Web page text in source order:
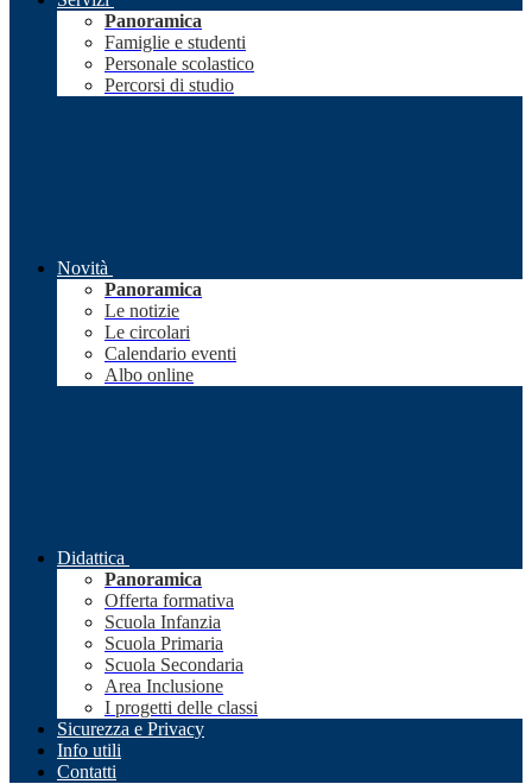
Panoramica
Famiglie e studenti
Personale scolastico
Percorsi di studio
Novità
Panoramica
Le notizie
Le circolari
Calendario eventi
Albo online
Didattica
Panoramica
Offerta formativa
Scuola Infanzia
Scuola Primaria
Scuola Secondaria
Area Inclusione
I progetti delle classi
Sicurezza e Privacy
Info utili
Contatti